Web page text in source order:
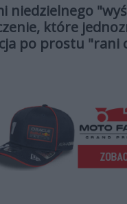
niedzielnego
które
po prostu "rani